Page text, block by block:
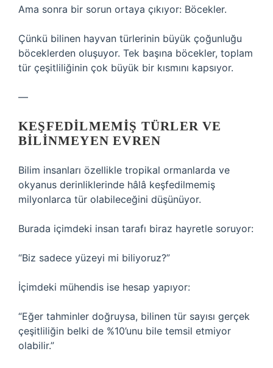
Ama sonra bir sorun ortaya çıkıyor: Böcekler.
Çünkü bilinen hayvan türlerinin büyük çoğunluğu
böceklerden oluşuyor. Tek başına böcekler, toplam
tür çeşitliliğinin çok büyük bir kısmını kapsıyor.
—
KEŞFEDILMEMIŞ TÜRLER VE
BILINMEYEN EVREN
Bilim insanları özellikle tropikal ormanlarda ve
okyanus derinliklerinde hâlâ keşfedilmemiş
milyonlarca tür olabileceğini düşünüyor.
Burada içimdeki insan tarafı biraz hayretle soruyor:
“Biz sadece yüzeyi mi biliyoruz?”
İçimdeki mühendis ise hesap yapıyor:
“Eğer tahminler doğruysa, bilinen tür sayısı gerçek
çeşitliliğin belki de %10’unu bile temsil etmiyor
olabilir.”